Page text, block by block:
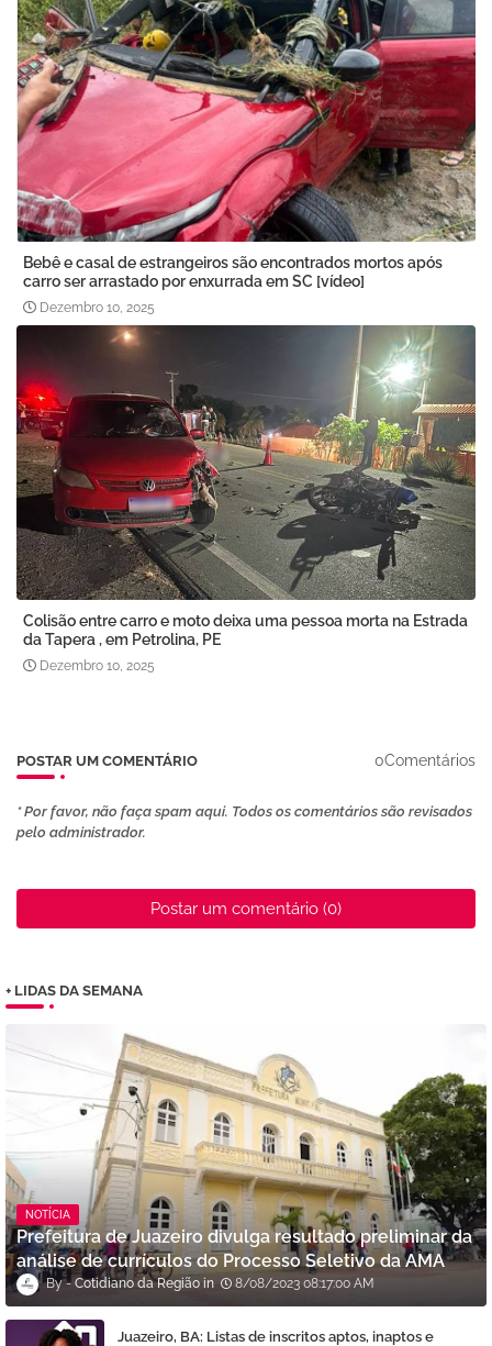
Bebê e casal de estrangeiros são encontrados mortos após
carro ser arrastado por enxurrada em SC [vídeo]
Dezembro 10, 2025
Colisão entre carro e moto deixa uma pessoa morta na Estrada
da Tapera , em Petrolina, PE
Dezembro 10, 2025
POSTAR UM COMENTÁRIO 0Comentários
* Por favor, não faça spam aqui. Todos os comentários são revisados ​​
pelo administrador.
Postar um comentário (0)
+ LIDAS DA SEMANA
NOTÍCIA
Prefeitura de Juazeiro divulga resultado preliminar da
análise de currículos do Processo Seletivo da AMA
Cotidiano da Região 8/08/2023 08:17:00 AM
Juazeiro, BA: Listas de inscritos aptos, inaptos e